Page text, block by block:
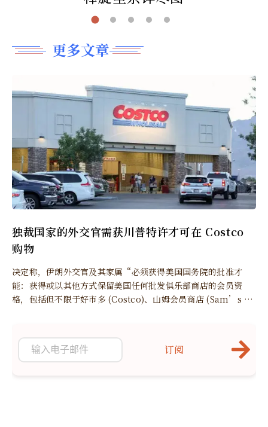
更多文章
独裁国家的外交官需获川普特许才可在 Costco
购物
决定称，伊朗外交官及其家属“必须获得美国国务院的批准才
能：获得或以其他方式保留美国任何批发俱乐部商店的会员资
格，包括但不限于好市多 (Costco)、山姆会员商店 (Sam’s Cl
订阅